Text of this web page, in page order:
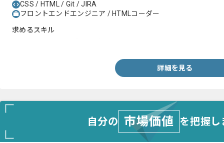
CSS / HTML / Git / JIRA
フロントエンドエンジニア / HTMLコーダー
求めるスキル
詳細を見る
自分の 市場価値 を把握